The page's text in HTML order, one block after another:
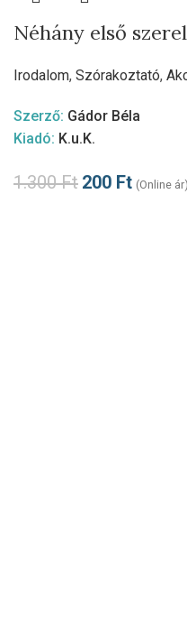
Néhány első
Irodalom, Szórakoztató,
Szerző: Gádor Béla
Kiadó: K.u.K.
1.300Ft 200 Ft (Online ár)